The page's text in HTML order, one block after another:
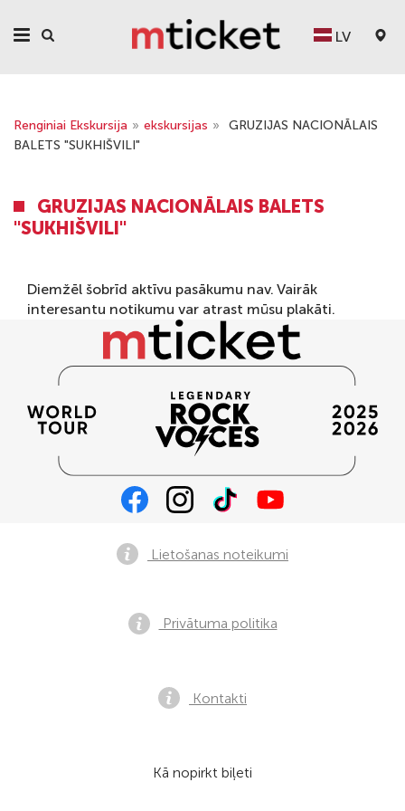
LV
Renginiai Ekskursija » ekskursijas »
GRUZIJAS NACIONĀLAIS
BALETS "SUKHIŠVILI"
GRUZIJAS NACIONĀLAIS BALETS
"SUKHIŠVILI"
Diemžēl šobrīd aktīvu pasākumu nav. Vairāk
interesantu notikumu var atrast mūsu plakāti.
Lietošanas noteikumi
Privātuma politika
Kontakti
Kā nopirkt biļeti